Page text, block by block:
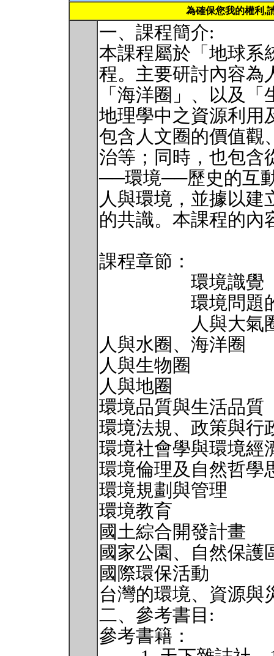
為確保您我的權利,
一、課程簡介:
本課程屬於「地球系
程。主要研討內容為
「海洋圈」、以及
地理學中之資源利用
包含人文圈的價值觀
治等；同時，也包含
──環境──歷史的互
人與環境，並據以建
的共識。本課程的內
課程章節：
環境識覺
環境問題的
人與大氣
人與水圈、海洋圈
人與生物圈
人與地圈
環境品質與生活品質
環境法規、政策與行
環境社會學與環境經
環境倫理及自然哲學
環境規劃與管理
環境教育
國土綜合開發計畫
國家公園、自然保護
國際環保活動
台灣的環境、資源與
二、參考書目:
參考書籍：